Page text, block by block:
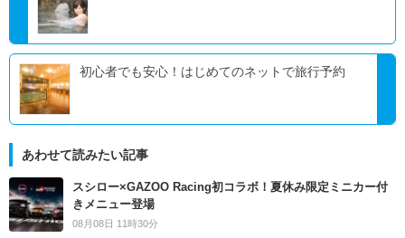
初心者でも安心！はじめてのネットで旅行予約
あわせて読みたい記事
スシロー×GAZOO Racing初コラボ！夏休み限定ミニカー付
きメニュー登場
08月08日 11時30分